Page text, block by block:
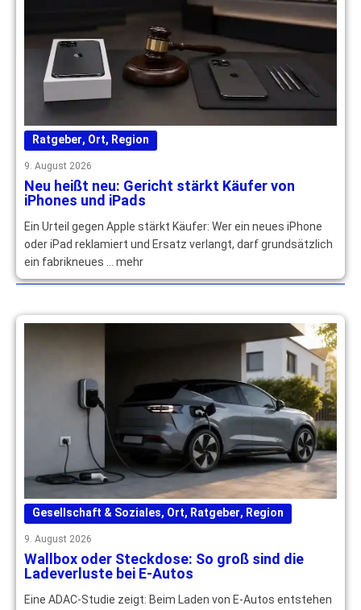
Ratgeber, Ort, Region
9. August 2026
Neu heißt neu: Gericht stärkt Käufer von
iPhones und iPads
Ein Urteil gegen Apple stärkt Käufer: Wer ein neues iPhone
oder iPad reklamiert und Ersatz verlangt, darf grundsätzlich
ein fabrikneues … mehr
Gesellschaft & Soziales, Ort, Ratgeber, Region
9. August 2026
Wallbox oder Steckdose: So groß sind die
Ladeverluste bei E-Autos
Eine ADAC-Studie zeigt: Beim Laden von E-Autos entstehen